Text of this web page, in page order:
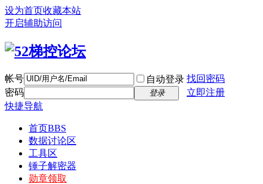
设为首页收藏本站
开启辅助访问
帐号 自动登录 找回密码
密码
登录
立即注册
快捷导航
首页BBS
数据讨论区
工具区
锤子解密器
勋章领取